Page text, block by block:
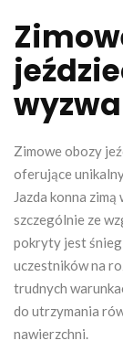
Zimowe obozy
oferujące
Jazda konna
szczególnie ze
pokryty jest
uczestników na
trudnych
do utrzymania
nawierzchni.